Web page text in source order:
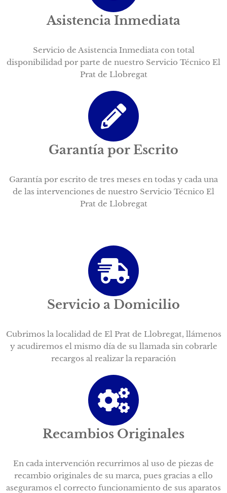
Asistencia Inmediata
Servicio de Asistencia Inmediata con total
disponibilidad por parte de nuestro Servicio Técnico El
Prat de Llobregat
Garantía por Escrito
Garantía por escrito de tres meses en todas y cada una
de las intervenciones de nuestro Servicio Técnico El
Prat de Llobregat
Servicio a Domicilio
Cubrimos la localidad de El Prat de Llobregat, llámenos
y acudiremos el mismo día de su llamada sin cobrarle
recargos al realizar la reparación
Recambios Originales
En cada intervención recurrimos al uso de piezas de
recambio originales de su marca, pues gracias a ello
aseguramos el correcto funcionamiento de sus aparatos